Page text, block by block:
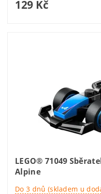
129 Kč
LEGO® 71049
Alpine
Do 3 dnů (skladem u